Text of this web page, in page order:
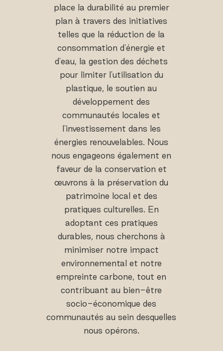
place la durabilité au premier
plan à travers des initiatives
telles que la réduction de la
consommation d'énergie et
d'eau, la gestion des déchets
pour limiter l'utilisation du
plastique, le soutien au
développement des
communautés locales et
l'investissement dans les
énergies renouvelables. Nous
nous engageons également en
faveur de la conservation et
œuvrons à la préservation du
patrimoine local et des
pratiques culturelles. En
adoptant ces pratiques
durables, nous cherchons à
minimiser notre impact
environnemental et notre
empreinte carbone, tout en
contribuant au bien-être
socio-économique des
communautés au sein desquelles
nous opérons.